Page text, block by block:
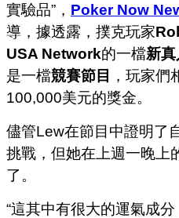
實驗品”， Poker Now
導，據透露，撲克玩家
USA Network的一檔新真
是一檔競賽節目
，玩家們
100,000美元的獎金。
儘管Lew在節目中證明了
挑戰，但她在上週一晚上
了。
“這其中有很大的運氣成